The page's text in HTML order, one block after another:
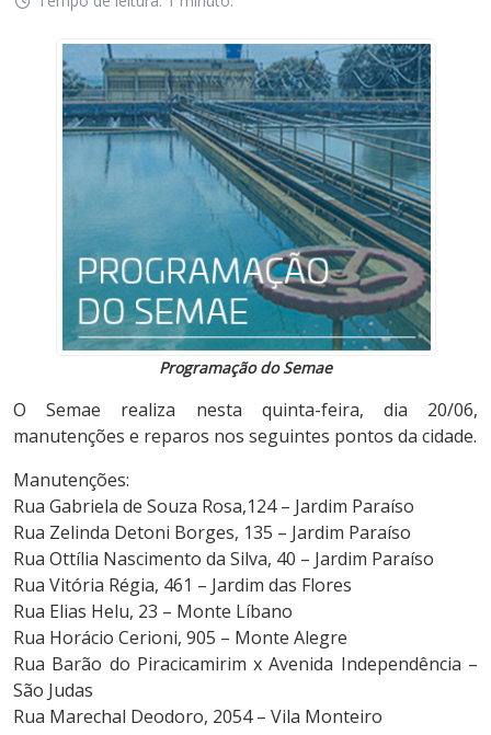
Programação do Semae
O Semae realiza nesta quinta-feira, dia 20/06,
manutenções e reparos nos seguintes pontos da cidade.
Manutenções:
Rua Gabriela de Souza Rosa,124 – Jardim Paraíso
Rua Zelinda Detoni Borges, 135 – Jardim Paraíso
Rua Ottília Nascimento da Silva, 40 – Jardim Paraíso
Rua Vitória Régia, 461 – Jardim das Flores
Rua Elias Helu, 23 – Monte Líbano
Rua Horácio Cerioni, 905 – Monte Alegre
Rua Barão do Piracicamirim x Avenida Independência –
São Judas
Rua Marechal Deodoro, 2054 – Vila Monteiro